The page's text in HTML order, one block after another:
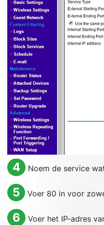
4 Noem de service
5 Voer 80 in voor
6
Voer het IP-adres